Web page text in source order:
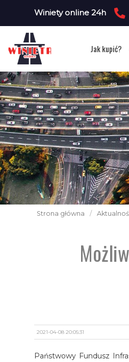
Winiety online 24h
Jak kupić?
Strona główna /
2021-04-08 20:05:31
Państwowy Fundusz